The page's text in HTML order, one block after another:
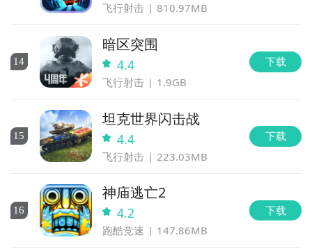
飞行射击 810.97MB
14
暗区突围
4.4
飞行射击 1.9GB
下载
15
坦克世界闪击战
4.4
飞行射击 223.03MB
下载
16
神庙逃亡2
4.2
跑酷竞速 147.86MB
下载